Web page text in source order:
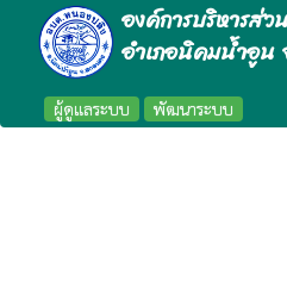
องค์การบริหารส่
อำเภอนิคมน้ำอูน
ผู้ดูแลระบบ พัฒนาระบบ